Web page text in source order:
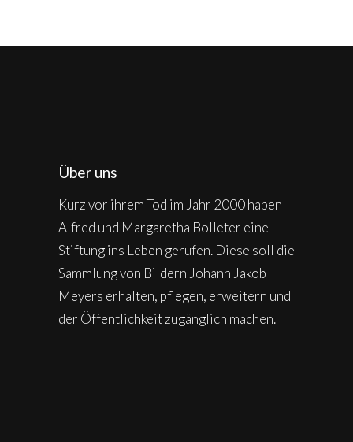
Über uns
Kurz vor ihrem Tod im Jahr 2000 haben
Alfred und Margaretha Bolleter eine
Stiftung ins Leben gerufen. Diese soll die
Sammlung von Bildern Johann Jakob
Meyers erhalten, pflegen, erweitern und
der Öffentlichkeit zugänglich machen.